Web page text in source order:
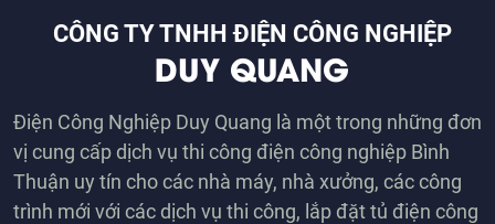
CÔNG TY TNHH ĐIỆN CÔNG NGHIỆP
DUY QUANG
Điện Công Nghiệp Duy Quang là một trong những đơn
vị cung cấp dịch vụ thi công điện công nghiệp Bình
Thuận uy tín cho các nhà máy, nhà xưởng, các công
trình mới với các dịch vụ thi công, lắp đặt tủ điện công